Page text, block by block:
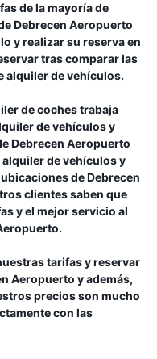
de la mayoría de
Debrecen Aeropuerto
y realizar su reserva en
tras comparar las
alquiler de vehículos.
de cochestrabaja
de vehículos y
Debrecen Aeropuerto
de vehículos y
deDebrecen
clientes saben que
y el mejor servicio al
.
tarifas y reservar
Aeropuerto y además,
precios son mucho
con las